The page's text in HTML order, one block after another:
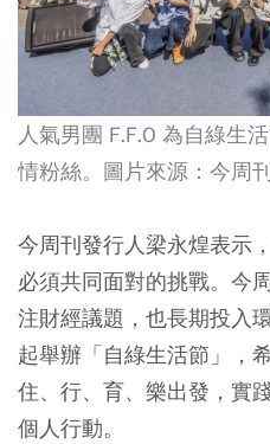
人氣男團 F.F.O 為自綠生
情粉絲。圖片來源：今周
今周刊發行人梁永煌表示
必須共同面對的挑戰。今
注財經議題，也長期投入
起舉辦「自綠生活節」，
住、行、育、樂出發，實
個人行動。